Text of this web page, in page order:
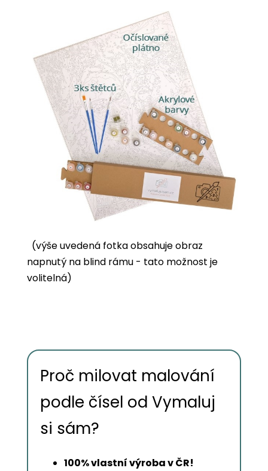
(výše uvedená fotka obsahuje obraz
napnutý na blind rámu - tato možnost je
volitelná)
Proč milovat malování
podle čísel od Vymaluj
si sám?
100% vlastní výroba v ČR!